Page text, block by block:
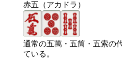
赤五（アカドラ）
通常の五萬・五筒・五索の
ている。